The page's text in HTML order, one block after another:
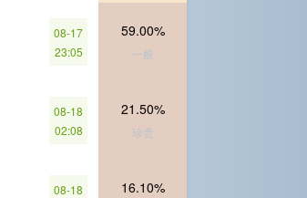
08-17
23:05
59.00%
一般
08-18
02:08
21.50%
珍贵
08-18
16.10%